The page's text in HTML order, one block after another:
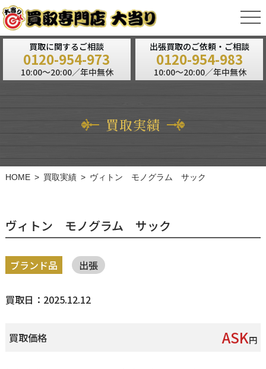
買取に関するご相談
0120-954-973
10:00～20:00／年中無休
出張買取のご依頼・ご相談
0120-954-983
10:00～20:00／年中無休
買取実績
HOME 買取実績 ヴィトン モノグラム サック
ヴィトン モノグラム サック
ブランド品 出張
買取日：2025.12.12
買取価格 ASK円